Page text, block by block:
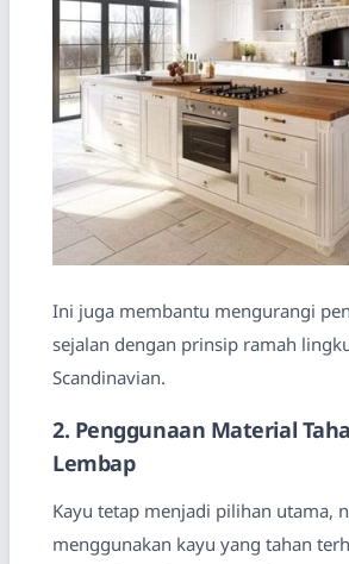
Ini juga membantu mengurangi
sejalan dengan prinsip ramah
Scandinavian.
2. Penggunaan Material
Lembap
Kayu tetap menjadi pilihan utama,
menggunakan kayu yang tahan